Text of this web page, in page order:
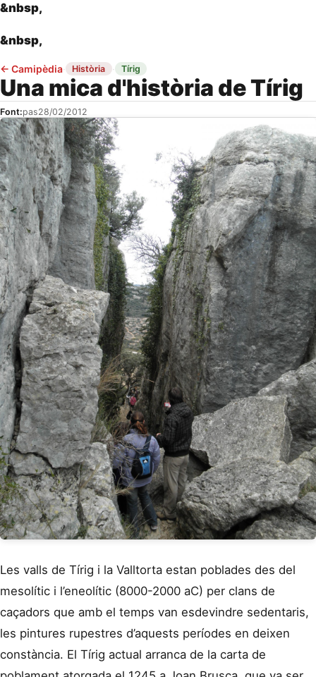
&nbsp,
&nbsp,
← Camipèdia· Història · Tírig
Una mica d'història de Tírig
Font:pas28/02/2012
Les valls de Tírig i la Valltorta estan poblades des del
mesolític i l’eneolític (8000-2000 aC) per clans de
caçadors que amb el temps van esdevindre sedentaris,
les pintures rupestres d’aquests períodes en deixen
constància. El Tírig actual arranca de la carta de